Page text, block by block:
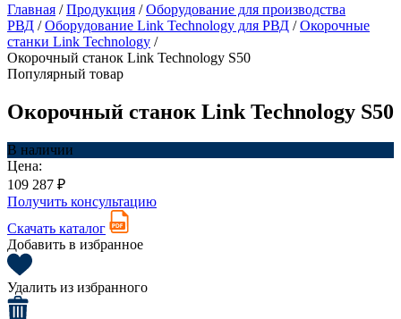
Главная /Продукция /Оборудование для производства
РВД /Оборудование Link Technology для РВД /Окорочные
станки Link Technology /
Окорочный станок Link Technology S50
Популярный товар
Окорочный станок Link Technology S50
В наличии
Цена:
109 287 ₽
Получить консультацию
Скачать каталог
Добавить в избранное
Удалить из избранного